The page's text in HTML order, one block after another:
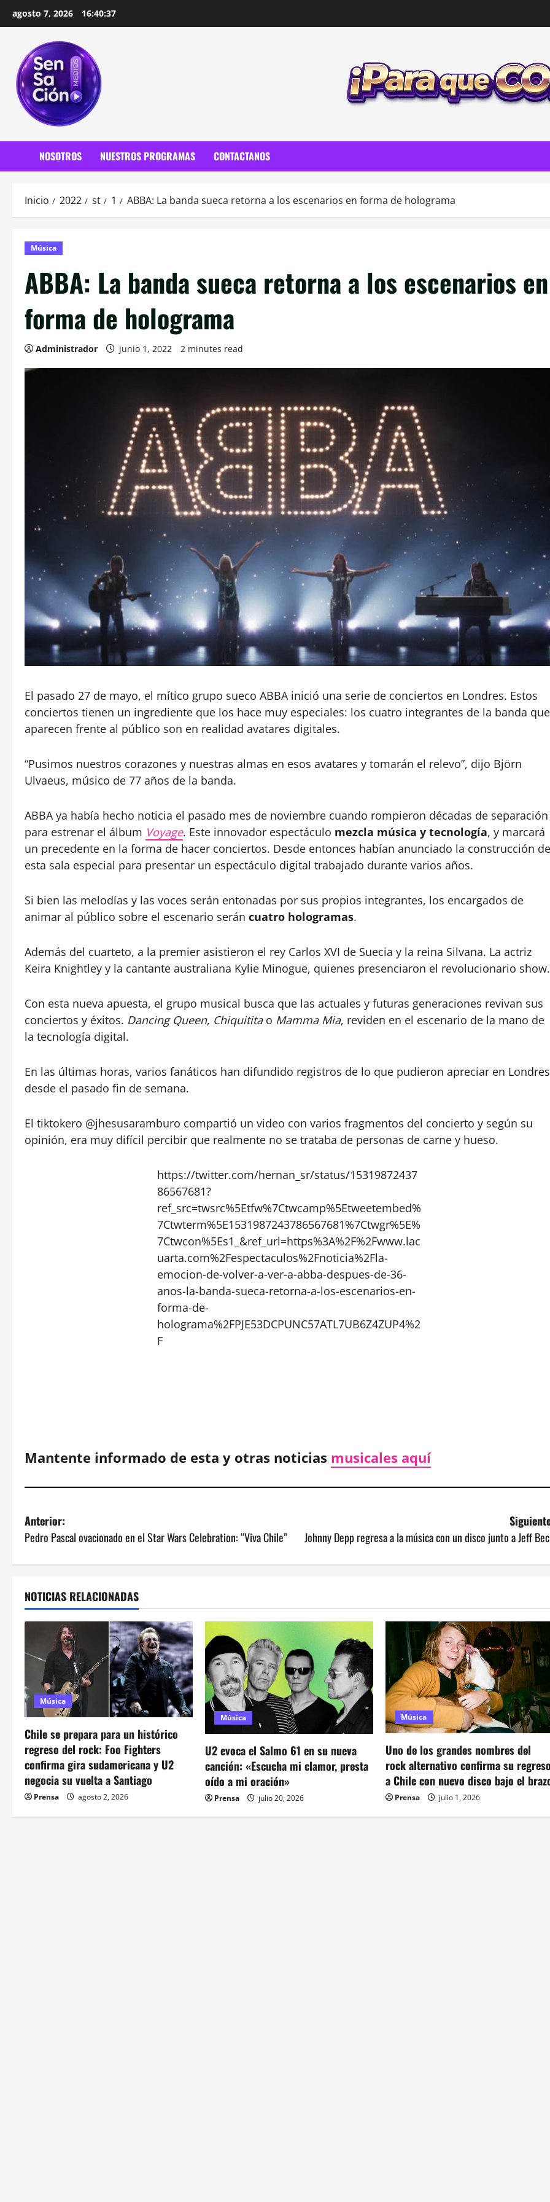
agosto 7, 2026 16:40:39
NOSOTROS NUESTROS PROGRAMAS CONTACTANOS
Inicio 2022 st 1 ABBA: La banda sueca retorna a los escenarios en forma de holograma
Música
ABBA: La banda sueca retorna a los escenarios en
forma de holograma
Administrador junio 1, 2022 2 minutes read
El pasado 27 de mayo, el mítico grupo sueco ABBA inició una serie de conciertos en Londres. Estos
conciertos tienen un ingrediente que los hace muy especiales: los cuatro integrantes de la banda que
aparecen frente al público son en realidad avatares digitales.
“Pusimos nuestros corazones y nuestras almas en esos avatares y tomarán el relevo”, dijo Björn
Ulvaeus, músico de 77 años de la banda.
ABBA ya había hecho noticia el pasado mes de noviembre cuando rompieron décadas de separación
para estrenar el álbum Voyage. Este innovador espectáculo mezcla música y tecnología, y marcará
un precedente en la forma de hacer conciertos. Desde entonces habían anunciado la construcción de
esta sala especial para presentar un espectáculo digital trabajado durante varios años.
Si bien las melodías y las voces serán entonadas por sus propios integrantes, los encargados de
animar al público sobre el escenario serán cuatro hologramas.
Además del cuarteto, a la premier asistieron el rey Carlos XVI de Suecia y la reina Silvana. La actriz
Keira Knightley y la cantante australiana Kylie Minogue, quienes presenciaron el revolucionario show.
Con esta nueva apuesta, el grupo musical busca que las actuales y futuras generaciones revivan sus
conciertos y éxitos. Dancing Queen, Chiquititao Mamma Mia, reviden en el escenario de la mano de
la tecnología digital.
En las últimas horas, varios fanáticos han difundido registros de lo que pudieron apreciar en Londres
desde el pasado fin de semana.
El tiktokero @jhesusaramburo compartió un video con varios fragmentos del concierto y según su
opinión, era muy difícil percibir que realmente no se trataba de personas de carne y hueso.
https://twitter.com/hernan_sr/status/15319872437
86567681?
ref_src=twsrc%5Etfw%7Ctwcamp%5Etweetembed%
7Ctwterm%5E1531987243786567681%7Ctwgr%5E%
7Ctwcon%5Es1_&ref_url=https%3A%2F%2Fwww.lac
uarta.com%2Fespectaculos%2Fnoticia%2Fla-
emocion-de-volver-a-ver-a-abba-despues-de-36-
anos-la-banda-sueca-retorna-a-los-escenarios-en-
forma-de-
holograma%2FPJE53DCPUNC57ATL7UB6Z4ZUP4%2
F
Mantente informado de esta y otras noticias musicales aquí
N
a
e
g
a
c
i
ó
n
d
e
Anterior:
Pedro Pascal ovacionado en el Star Wars Celebration: “Viva Chile”
Johnny Depp regresa a la música con un disco junto a Jeff
NOTICIAS RELACIONADAS
Música
Chile se prepara para un histórico
regreso del rock: Foo Fighters
confirma gira sudamericana y U2
negocia su vuelta a Santiago
Prensa agosto 2, 2026
Música
U2 evoca el Salmo 61 en su nueva
canción: «Escucha mi clamor, presta
oído a mi oración»
Prensa julio 20, 2026
Música
Uno de los grandes nombres del
rock alternativo confirma su
a Chile con nuevo disco bajo el
Prensa julio 1, 2026